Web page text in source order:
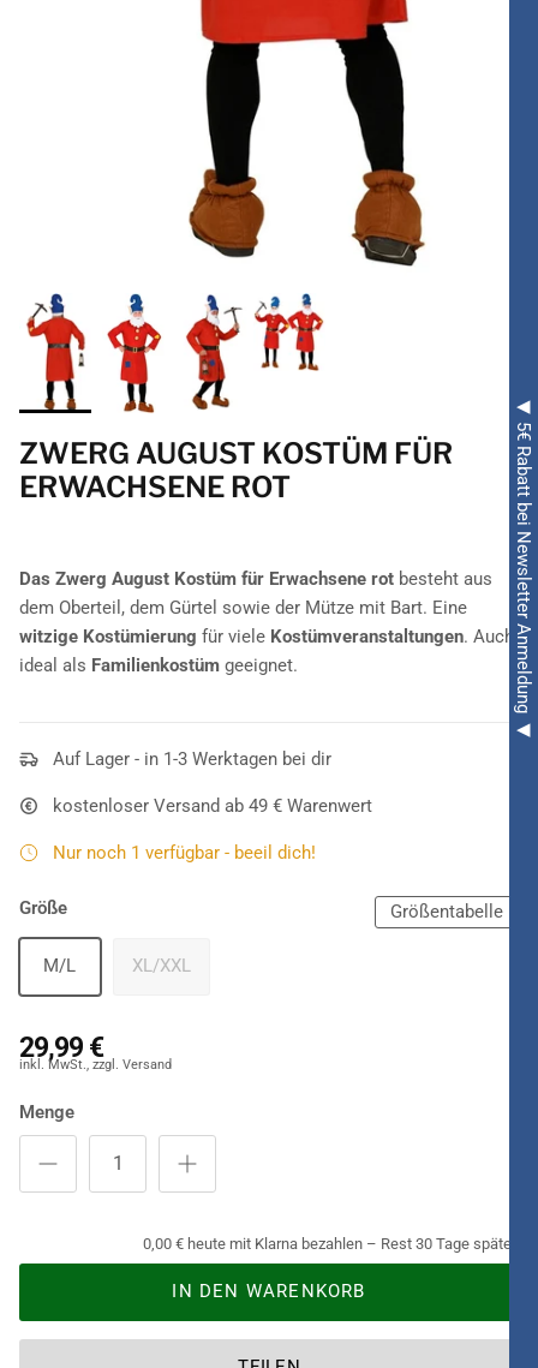
◀ 5€ Rabatt bei Newsletter Anmeldung ◀
ZWERG AUGUST KOSTÜM FÜR
ERWACHSENE ROT
Das Zwerg August Kostüm für Erwachsene rot besteht aus
dem Oberteil, dem Gürtel sowie der Mütze mit Bart. Eine
witzige Kostümierung für viele Kostümveranstaltungen. Auch
ideal als Familienkostüm geeignet.
Auf Lager - in 1-3 Werktagen bei dir
kostenloser Versand ab 49 € Warenwert
Nur noch 1 verfügbar - beeil dich!
Größe Größentabelle
M/L XL/XXL
29,99 €
Menge
0,00 € heute mit Klarna bezahlen – Rest 30 Tage später.
IN DEN WARENKORB